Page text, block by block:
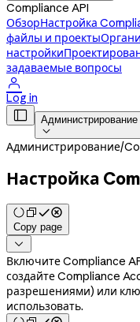
Compliance API
ОбзорНастройка
файлы и проекты
настройки
задаваемые вопросы

Log in
 Администрирование

Администрирование/
Настройка
Copy page

Включите Compliance
создайте Compliance
разрешениями) или
использовать.